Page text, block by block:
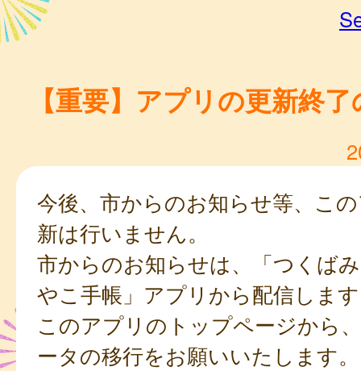
【重要】アプリの更新終
今後、市からのお知らせ等、こ
新は行いません。
市からのお知らせは、「つくば
やこ手帳」アプリから配信しま
このアプリのトップページから
ータの移行をお願いいたします。